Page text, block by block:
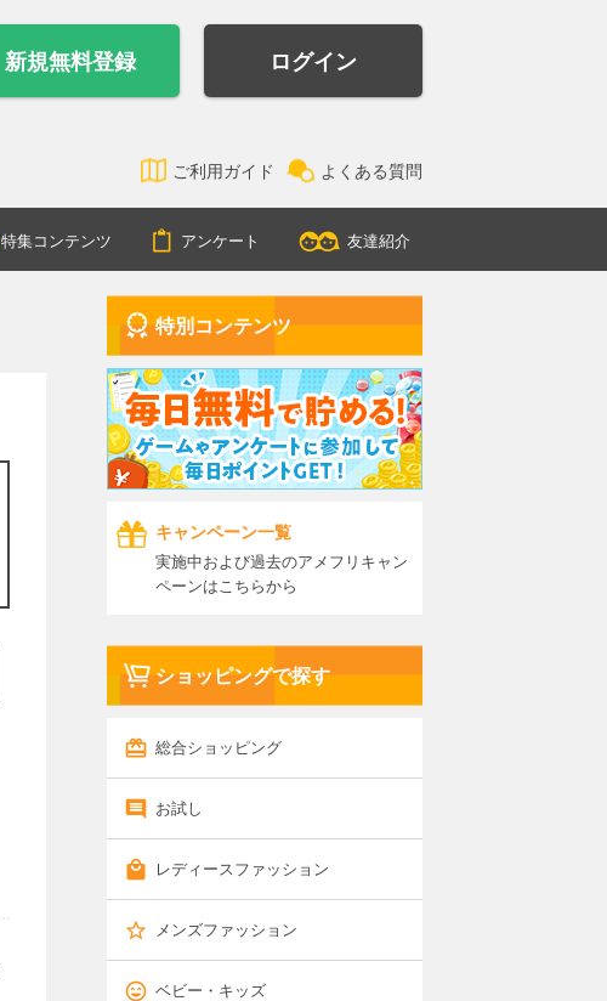
新規無料登録 ログイン
ご利用ガイド よくある質問
特集コンテンツ アンケート 友達紹介
特別コンテンツ
キャンペーン一覧
実施中および過去のアメフリキャン
ペーンはこちらから
ショッピングで探す
総合ショッピング
お試し
レディースファッション
メンズファッション
ベビー・キッズ